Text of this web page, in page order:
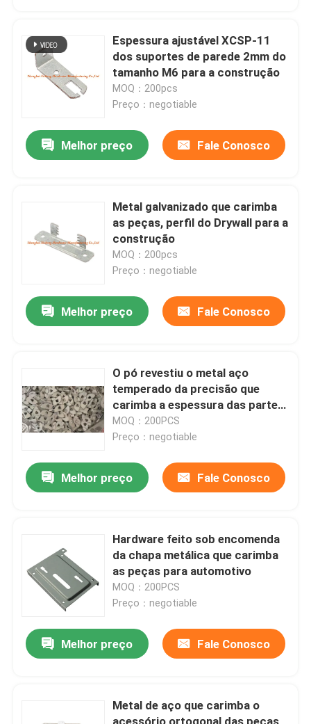
Espessura ajustável XCSP-11
dos suportes de parede 2mm do
tamanho M6 para a construção
MOQ：200pcs
Preço：negotiable
Melhor preço Fale Conosco
Metal galvanizado que carimba
as peças, perfil do Drywall para a
construção
MOQ：200pcs
Preço：negotiable
Melhor preço Fale Conosco
O pó revestiu o metal aço
temperado da precisão que
carimba a espessura das partes
1.0mm
MOQ：200PCS
Preço：negotiable
Melhor preço Fale Conosco
Hardware feito sob encomenda
da chapa metálica que carimba
as peças para automotivo
MOQ：200PCS
Preço：negotiable
Melhor preço Fale Conosco
Metal de aço que carimba o